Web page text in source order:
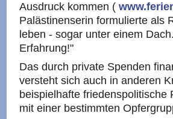
Ausdruck kommen (
Palästinenserin formulierte als
leben - sogar unter einem
Erfahrung!"
Das durch private Spenden
versteht sich auch in anderen
beispielhafte
mit einer bestimmten